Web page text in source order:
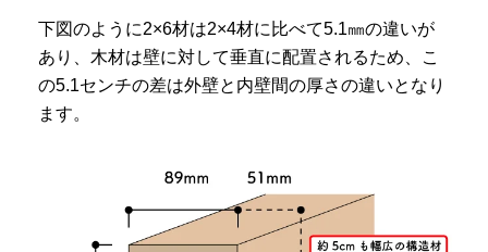
下図のように2×6材は2×4材に比べて5.1㎜の違いが
あり、木材は壁に対して垂直に配置されるため、こ
の5.1センチの差は外壁と内壁間の厚さの違いとなり
ます。